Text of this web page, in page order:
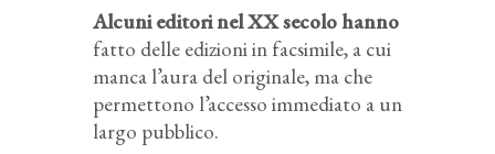
Alcuni editori nel XX secolo hanno
fatto delle edizioni in facsimile, a cui
manca l’aura del originale, ma che
permettono l’accesso immediato a un
largo pubblico.